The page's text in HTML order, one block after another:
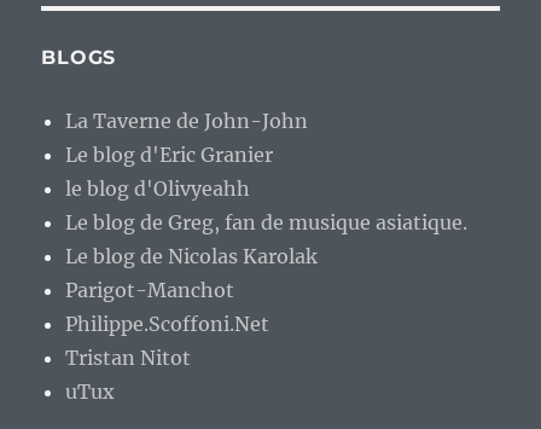
BLOGS
La Taverne de John-John
Le blog d'Eric Granier
le blog d'Olivyeahh
Le blog de Greg, fan de musique asiatique.
Le blog de Nicolas Karolak
Parigot-Manchot
Philippe.Scoffoni.Net
Tristan Nitot
uTux